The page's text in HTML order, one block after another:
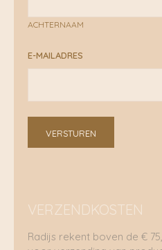
ACHTERNAAM
E-MAILADRES
VERSTUREN
VERZENDKOSTEN
Radijs rekent boven de €